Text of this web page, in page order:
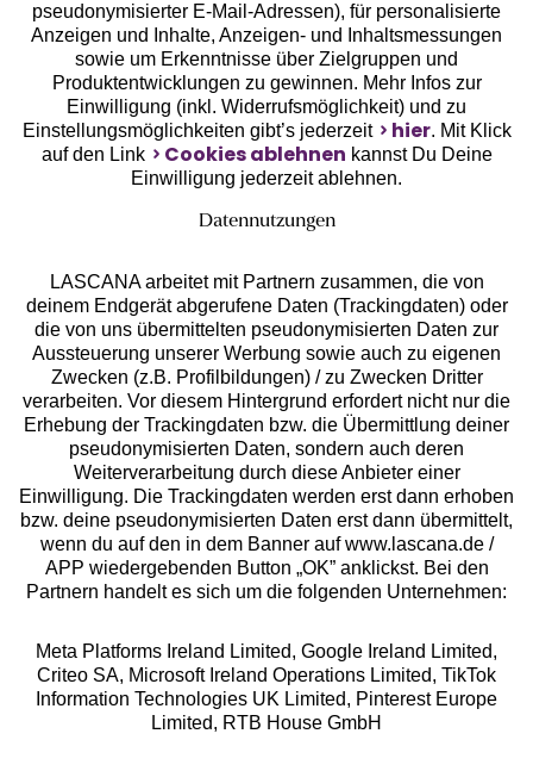
Unsere Apps
Services
Beratung
Über uns
Rechtliches
Alle Preise inkl. MwSt., zzgl.
Versandkosten
** Bonität vorausgesetzt, berechtigt zur Bonitätsprüfung
pseudonymisierter E-Mail-Adressen), für personalisierte
Anzeigen und Inhalte, Anzeigen- und Inhaltsmessungen
sowie um Erkenntnisse über Zielgruppen und
Produktentwicklungen zu gewinnen. Mehr Infos zur
Einwilligung (inkl. Widerrufsmöglichkeit) und zu
Einstellungsmöglichkeiten gibt’s jederzeit
hier. Mit Klick
auf den Link
Cookies ablehnen kannst Du Deine
Einwilligung jederzeit ablehnen.
Datennutzungen
LASCANA arbeitet mit Partnern zusammen, die von
deinem Endgerät abgerufene Daten (Trackingdaten) oder
die von uns übermittelten pseudonymisierten Daten zur
Aussteuerung unserer Werbung sowie auch zu eigenen
Zwecken (z.B. Profilbildungen) / zu Zwecken Dritter
verarbeiten. Vor diesem Hintergrund erfordert nicht nur die
Erhebung der Trackingdaten bzw. die Übermittlung deiner
pseudonymisierten Daten, sondern auch deren
Weiterverarbeitung durch diese Anbieter einer
Einwilligung. Die Trackingdaten werden erst dann erhoben
bzw. deine pseudonymisierten Daten erst dann übermittelt,
wenn du auf den in dem Banner auf www.lascana.de /
APP wiedergebenden Button „OK” anklickst. Bei den
Partnern handelt es sich um die folgenden Unternehmen:
Meta Platforms Ireland Limited, Google Ireland Limited,
Criteo SA, Microsoft Ireland Operations Limited, TikTok
Information Technologies UK Limited, Pinterest Europe
Limited, RTB House GmbH